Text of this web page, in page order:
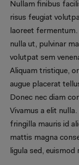
Nullam finibus
risus feugiat
laoreet
nulla ut, pulvinar
volutpat sem
Aliquam tristique,
augue placerat
Donec nec diam
Vivamus a elit
fringilla mauris id
mattis magna
ligula sed, euismod